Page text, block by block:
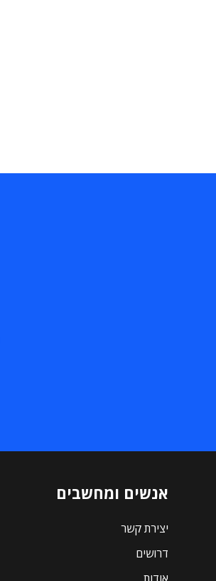
אנשים ומחשבים
יצירת קשר
דרושים